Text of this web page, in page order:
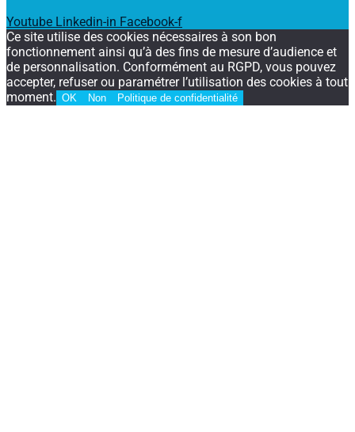
Youtube Linkedin-in Facebook-f
Ce site utilise des cookies nécessaires à son bon
fonctionnement ainsi qu’à des fins de mesure d’audience et
de personnalisation. Conformément au RGPD, vous pouvez
accepter, refuser ou paramétrer l’utilisation des cookies à tout
moment. OK Non Politique de confidentialité